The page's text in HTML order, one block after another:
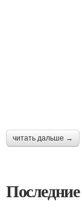
читать дальше →